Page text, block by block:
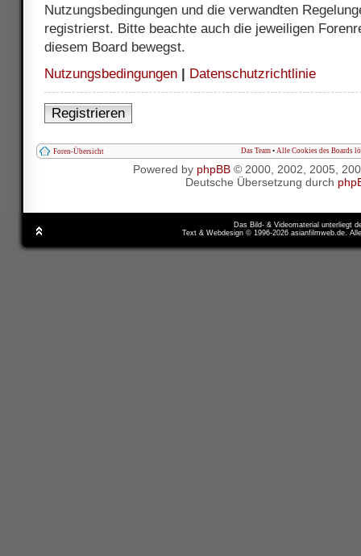
Nutzungsbedingungen und die verwandten
registrierst. Bitte beachte auch die jeweiligen
diesem Board bewegst.
Nutzungsbedingungen
Datenschutzrichtlinie
Registrieren
Foren-Übersicht Das Team • Alle Cookies des Boards
Powered by phpBB© 2000, 2002, 2005,
Deutsche Übersetzung durch
Das Bild- & Videomaterial unterliegt
Text & Webdesign © 1996-2026 asianfilmweb.de.